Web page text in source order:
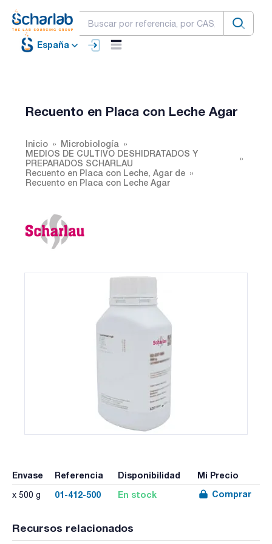
España
Recuento en Placa con Leche Agar
Inicio
Microbiología
MEDIOS DE CULTIVO DESHIDRATADOS Y
PREPARADOS SCHARLAU
Recuento en Placa con Leche, Agar de
Recuento en Placa con Leche Agar
Envase Referencia Disponibilidad Mi Precio
x 500 g 01-412-500 En stock Comprar
Recursos relacionados